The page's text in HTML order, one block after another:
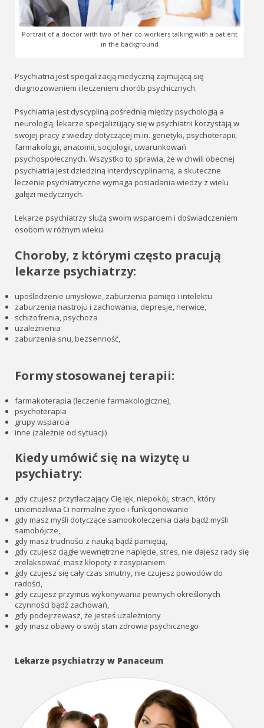
Portrait of a doctor with two of her co-workers talking with a patient
in the background
Psychiatria jest specjalizacją medyczną zajmującą się
diagnozowaniem i leczeniem chorób psychicznych.
Psychiatria jest dyscypliną pośrednią między psychologią a
neurologią, lekarze specjalizujący się w psychiatrii korzystają w
swojej pracy z wiedzy dotyczącej m.in. genetyki, psychoterapii,
farmakologii, anatomii, socjologii, uwarunkowań
psychospołecznych. Wszystko to sprawia, że w chwili obecnej
psychiatria jest dziedziną interdyscyplinarną, a skuteczne
leczenie psychiatryczne wymaga posiadania wiedzy z wielu
gałęzi medycznych.
Lekarze psychiatrzy służą swoim wsparciem i doświadczeniem
osobom w różnym wieku.
Choroby, z którymi często pracują
lekarze psychiatrzy:
upośledzenie umysłowe, zaburzenia pamięci i intelektu
zaburzenia nastroju i zachowania, depresje, nerwice,
schizofrenia, psychoza
uzależnienia
zaburzenia snu, bezsenność,
Formy stosowanej terapii:
farmakoterapia (leczenie farmakologiczne),
psychoterapia
grupy wsparcia
inne (zależnie od sytuacji)
Kiedy umówić się na wizytę u
psychiatry:
gdy czujesz przytłaczający Cię lęk, niepokój, strach, który
uniemożliwia Ci normalne życie i funkcjonowanie
gdy masz myśli dotyczące samookoleczenia ciała bądź myśli
samobójcze,
gdy masz trudności z nauką bądź pamięcią,
gdy czujesz ciągłe wewnętrzne napięcie, stres, nie dajesz rady się
zrelaksować, masz kłopoty z zasypianiem
gdy czujesz się cały czas smutny, nie czujesz powodów do
radości,
gdy czujesz przymus wykonywania pewnych określonych
czynności bądź zachowań,
gdy podejrzewasz, że jesteś uzależniony
gdy masz obawy o swój stan zdrowia psychicznego
Lekarze psychiatrzy w Panaceum